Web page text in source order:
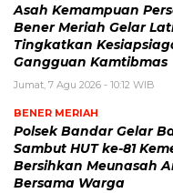
Asah Kemampuan
Bener Meriah Gelar
Tingkatkan
Gangguan Kamtibmas
Jumat, 7 Agu 2026 - 10:12 WIB
BENER MERIAH
Polsek Bandar Gelar
Sambut HUT ke-81
Bersihkan Meunasah
Bersama Warga